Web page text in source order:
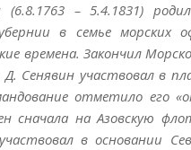
– 5.4.1831)
в семье морских
времена. Закончил
Сенявин участвовал в
отметило его
сначала на Азовскую
в основании